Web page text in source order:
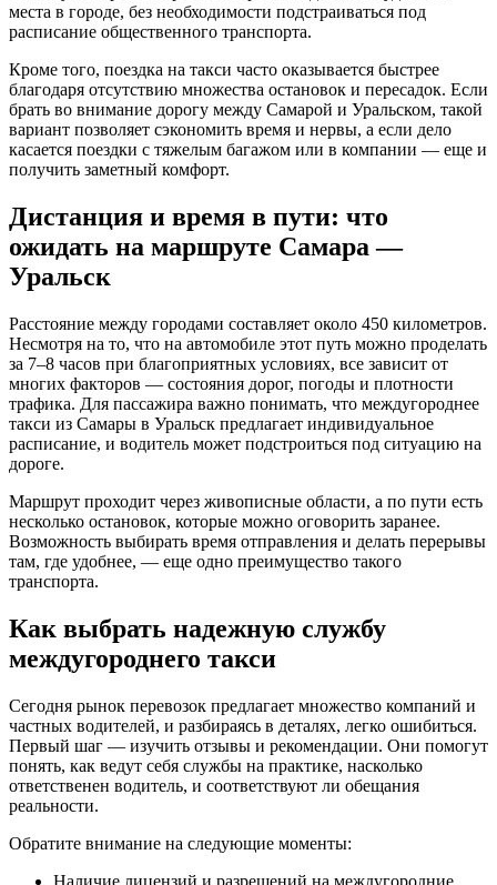
места в городе, без необходимости подстраиваться под
расписание общественного транспорта.
Кроме того, поездка на такси часто оказывается быстрее
благодаря отсутствию множества остановок и пересадок. Если
брать во внимание дорогу между Самарой и Уральском, такой
вариант позволяет сэкономить время и нервы, а если дело
касается поездки с тяжелым багажом или в компании — еще и
получить заметный комфорт.
Дистанция и время в пути: что
ожидать на маршруте Самара —
Уральск
Расстояние между городами составляет около 450 километров.
Несмотря на то, что на автомобиле этот путь можно проделать
за 7–8 часов при благоприятных условиях, все зависит от
многих факторов — состояния дорог, погоды и плотности
трафика. Для пассажира важно понимать, что междугороднее
такси из Самары в Уральск предлагает индивидуальное
расписание, и водитель может подстроиться под ситуацию на
дороге.
Маршрут проходит через живописные области, а по пути есть
несколько остановок, которые можно оговорить заранее.
Возможность выбирать время отправления и делать перерывы
там, где удобнее, — еще одно преимущество такого
транспорта.
Как выбрать надежную службу
междугороднего такси
Сегодня рынок перевозок предлагает множество компаний и
частных водителей, и разбираясь в деталях, легко ошибиться.
Первый шаг — изучить отзывы и рекомендации. Они помогут
понять, как ведут себя службы на практике, насколько
ответственен водитель, и соответствуют ли обещания
реальности.
Обратите внимание на следующие моменты:
Наличие лицензий и разрешений на междугородние